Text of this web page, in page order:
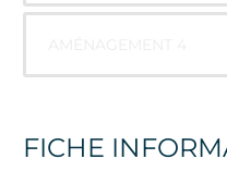
FICHE